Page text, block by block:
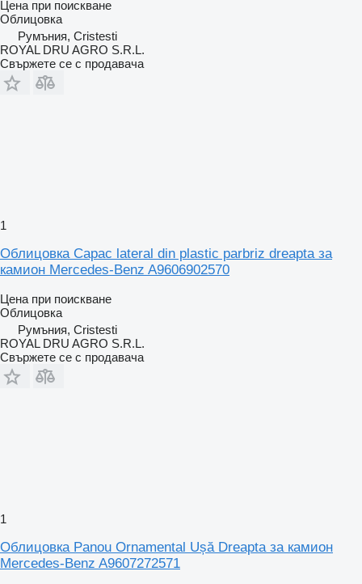
Цена при поискване
Облицовка
Румъния, Cristesti
ROYAL DRU AGRO S.R.L.
Свържете се с продавача
1
Облицовка Capac lateral din plastic parbriz dreapta за
камион Mercedes-Benz A9606902570
Цена при поискване
Облицовка
Румъния, Cristesti
ROYAL DRU AGRO S.R.L.
Свържете се с продавача
1
Облицовка Panou Ornamental Ușă Dreapta за камион
Mercedes-Benz A9607272571